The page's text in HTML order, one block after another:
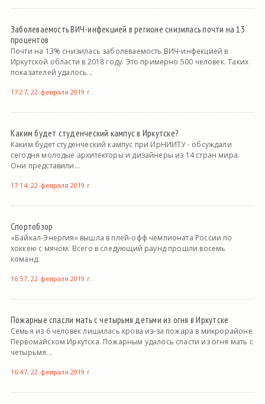
Заболеваемость ВИЧ-инфекцией в регионе снизилась почти на 13
процентов
Почти на 13% снизилась заболеваемость ВИЧ-инфекцией в
Иркутской области в 2018 году. Это примерно 500 человек. Таких
показателей удалось...
17:27, 22 февраля 2019 г.
Каким будет студенческий кампус в Иркутске?
Каким будет студенческий кампус при ИрНИИТУ - обсуждали
сегодня молодые архитекторы и дизайнеры из 14 стран мира.
Они представили...
17:14, 22 февраля 2019 г.
Спортобзор
«Байкал-Энергия» вышла в плей-офф чемпионата России по
хоккею с мячом. Всего в следующий раунд прошли восемь
команд.
16:57, 22 февраля 2019 г.
Пожарные спасли мать с четырьмя детьми из огня в Иркутске
Семья из 6 человек лишилась крова из-за пожара в микрорайоне
Первомайском Иркутска. Пожарным удалось спасти из огня мать с
четырьмя...
16:47, 22 февраля 2019 г.